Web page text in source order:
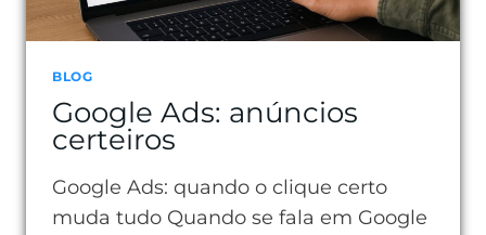
RÁPIDOS
BLOG
Google Ads: anúncios
certeiros
Google Ads: quando o clique certo
muda tudo Quando se fala em Google